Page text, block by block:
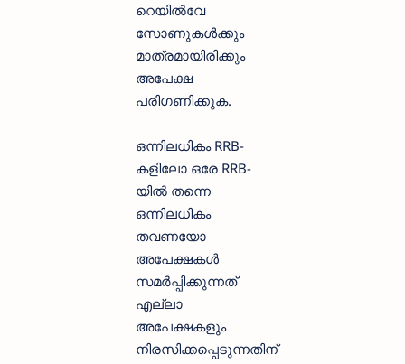
റെയിൽവേ
സോണുകൾക്കും
മാത്രമായിരിക്കും
അപേക്ഷ
പരിഗണിക്കുക.
ഒന്നിലധികം RRB-
കളിലോ ഒരേ RRB-
യിൽ തന്നെ
ഒന്നിലധികം
തവണയോ
അപേക്ഷകൾ
സമർപ്പിക്കുന്നത്
എല്ലാ
അപേക്ഷകളും
നിരസിക്കപ്പെടുന്നതിന്